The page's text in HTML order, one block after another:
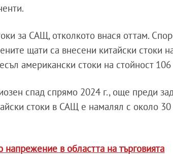
за САЩ, отколкото внася оттам.
щати са внесени китайски стоки
американски стоки на стойност
спад спрямо 2024 г., още преди
стоки в САЩ е намалял с около
в областта на търговията